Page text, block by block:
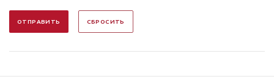
ОТПРАВИТЬ СБРОСИТЬ